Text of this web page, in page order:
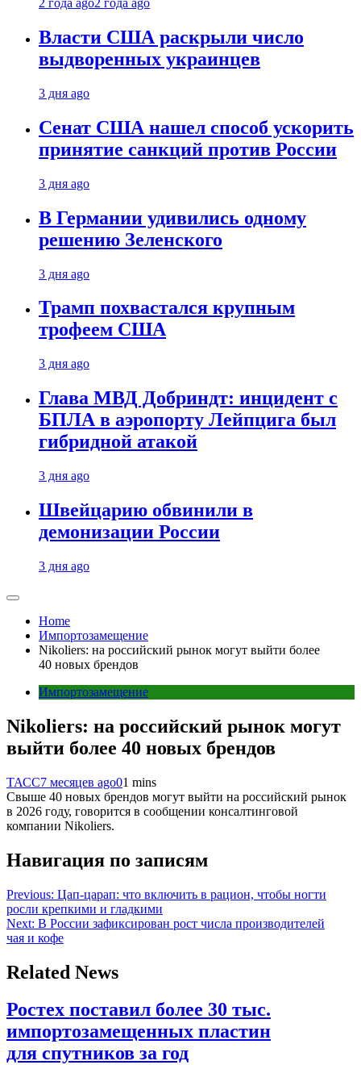
2 года ago2 года ago
Власти США раскрыли число
выдворенных украинцев
3 дня ago
Сенат США нашел способ ускорить
принятие санкций против России
3 дня ago
В Германии удивились одному
решению Зеленского
3 дня ago
Трамп похвастался крупным
трофеем США
3 дня ago
Глава МВД Добриндт: инцидент с
БПЛА в аэропорту Лейпцига был
гибридной атакой
3 дня ago
Швейцарию обвинили в
демонизации России
3 дня ago
Home
Импортозамещение
Nikoliers: на российский рынок могут выйти более
40 новых брендов
Импортозамещение
Nikoliers: на российский рынок могут
выйти более 40 новых брендов
ТАСС7 месяцев ago01 mins
Свыше 40 новых брендов могут выйти на российский рынок
в 2026 году, говорится в сообщении консалтинговой
компании Nikoliers.
Навигация по записям
Previous: Цап-царап: что включить в рацион, чтобы ногти
росли крепкими и гладкими
Next: В России зафиксирован рост числа производителей
чая и кофе
Related News
Ростех поставил более 30 тыс.
импортозамещенных пластин
для спутников за год